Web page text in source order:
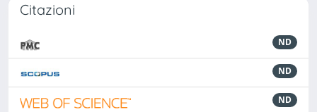
Citazioni
ND
ND
ND